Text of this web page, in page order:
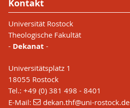
Kontakt
Universität Rostock
Theologische Fakultät
- Dekanat -
Universitätsplatz 1
18055 Rostock
Tel.: +49 (0) 381 498 - 8401
E-Mail:
dekan.thf@uni-rostock.de